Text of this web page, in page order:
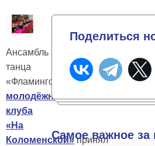
Ансамбль
танца
«Фламинго»
подростково-
молодёжного
клуба
«На
Коломенской»принял
Поделиться
Самое важное за